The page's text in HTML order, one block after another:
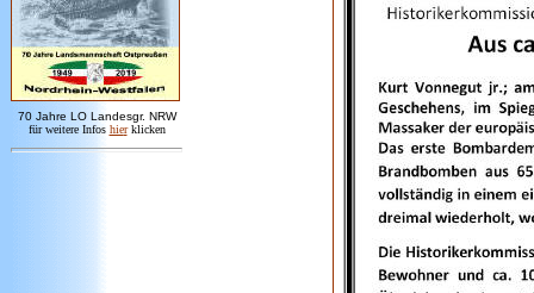
70 Jahre LO Landesgr. NRW
für weitere Infos hier klicken